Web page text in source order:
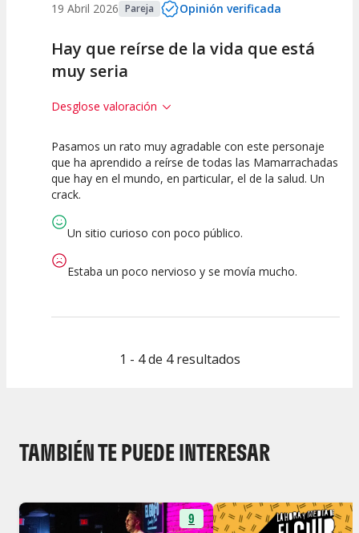
19 Abril 2026 Pareja Opinión verificada
Hay que reírse de la vida que está
muy seria
Desglose valoración
7.5
Calidad del
Espectáculo
7.5
Puesta en
10
Interpretación
Pasamos un rato muy agradable con este personaje
que ha aprendido a reírse de todas las Mamarrachadas
que hay en el mundo, en particular, el de la salud. Un
crack.
Un sitio curioso con poco público.
Estaba un poco nervioso y se movía mucho.
1 - 4 de 4 resultados
TAMBIÉN TE PUEDE INTERESAR
9